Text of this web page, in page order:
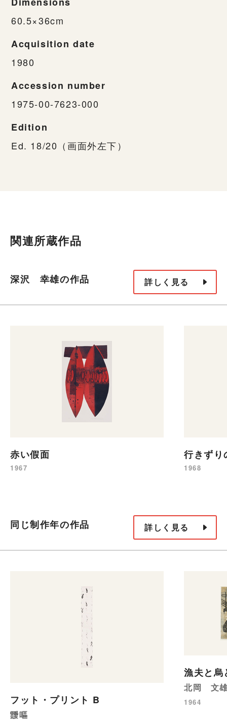
60.5×36cm
Acquisition date
1980
Accession number
1975-00-7623-000
Edition
Ed. 18/20（画面外左下）
関連所蔵作品
深沢 幸雄の作品 詳しく見る
赤い假面
1967
行きずり
1968
同じ制作年の作品 詳しく見る
フット・プリント B
靉嘔
漁夫と烏
北岡 文
1964